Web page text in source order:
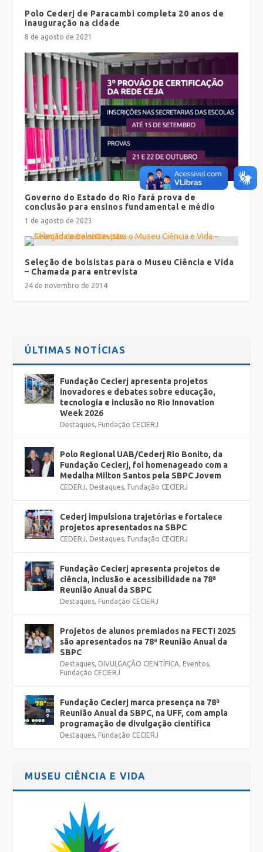
Polo Cederj de Paracambi completa 20 anos de
inauguração na cidade
8 de agosto de 2021
Governo do Estado do Rio fará prova de
conclusão para ensinos fundamental e médio
1 de agosto de 2023
Seleção de bolsistas para o Museu Ciência e Vida
– Chamada para entrevista
24 de novembro de 2014
ÚLTIMAS NOTÍCIAS
Fundação Cecierj apresenta projetos
inovadores e debates sobre educação,
tecnologia e inclusão no Rio Innovation
Week 2026
Destaques, Fundação CECIERJ
Polo Regional UAB/Cederj Rio Bonito, da
Fundação Cecierj, foi homenageado com a
Medalha Milton Santos pela SBPC Jovem
CEDERJ, Destaques, Fundação CECIERJ
Cederj impulsiona trajetórias e fortalece
projetos apresentados na SBPC
CEDERJ, Destaques, Fundação CECIERJ
Fundação Cecierj apresenta projetos de
ciência, inclusão e acessibilidade na 78ª
Reunião Anual da SBPC
Destaques, Fundação CECIERJ
Projetos de alunos premiados na FECTI 2025
são apresentados na 78ª Reunião Anual da
SBPC
Destaques, DIVULGAÇÃO CIENTÍFICA, Eventos,
Fundação CECIERJ
Fundação Cecierj marca presença na 78ª
Reunião Anual da SBPC, na UFF, com ampla
programação de divulgação científica
Destaques, Fundação CECIERJ
MUSEU CIÊNCIA E VIDA